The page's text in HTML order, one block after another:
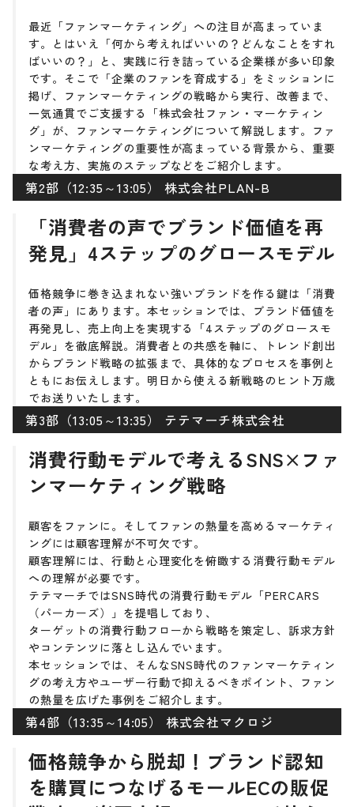
最近「ファンマーケティング」への注目が高まっていま
す。とはいえ「何から考えればいいの？どんなことをすれ
ばいいの？」と、実践に行き詰っている企業様が多い印象
です。そこで「企業のファンを育成する」をミッションに
掲げ、ファンマーケティングの戦略から実行、改善まで、
一気通貫でご支援する「株式会社ファン・マーケティン
グ」が、ファンマーケティングについて解説します。ファ
ンマーケティングの重要性が高まっている背景から、重要
な考え方、実施のステップなどをご紹介します。
第2部（12:35～13:05） 株式会社PLAN-B
「消費者の声でブランド価値を再
発見」4ステップのグロースモデル
価格競争に巻き込まれない強いブランドを作る鍵は「消費
者の声」にあります。本セッションでは、ブランド価値を
再発見し、売上向上を実現する「4ステップのグロースモ
デル」を徹底解説。消費者との共感を軸に、トレンド創出
からブランド戦略の拡張まで、具体的なプロセスを事例と
ともにお伝えします。明日から使える新戦略のヒント万歳
でお送りいたします。
第3部（13:05～13:35） テテマーチ株式会社
消費行動モデルで考えるSNS×ファ
ンマーケティング戦略
顧客をファンに。そしてファンの熱量を高めるマーケティ
ングには顧客理解が不可欠です。
顧客理解には、行動と心理変化を俯瞰する消費行動モデル
への理解が必要です。
テテマーチではSNS時代の消費行動モデル「PERCARS
（パーカーズ）」を提唱しており、
ターゲットの消費行動フローから戦略を策定し、訴求方針
やコンテンツに落とし込んでいます。
本セッションでは、そんなSNS時代のファンマーケティン
グの考え方やユーザー行動で抑えるべきポイント、ファン
の熱量を広げた事例をご紹介します。
第4部（13:35～14:05） 株式会社マクロジ
価格競争から脱却！ブランド認知
を購買につなげるモールECの販促